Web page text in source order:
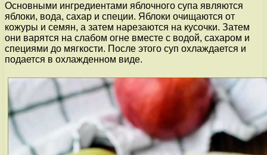
Основными ингредиентами яблочного супа являются
яблоки, вода, сахар и специи. Яблоки очищаются от
кожуры и семян, а затем нарезаются на кусочки. Затем
они варятся на слабом огне вместе с водой, сахаром и
специями до мягкости. После этого суп охлаждается и
подается в охлажденном виде.